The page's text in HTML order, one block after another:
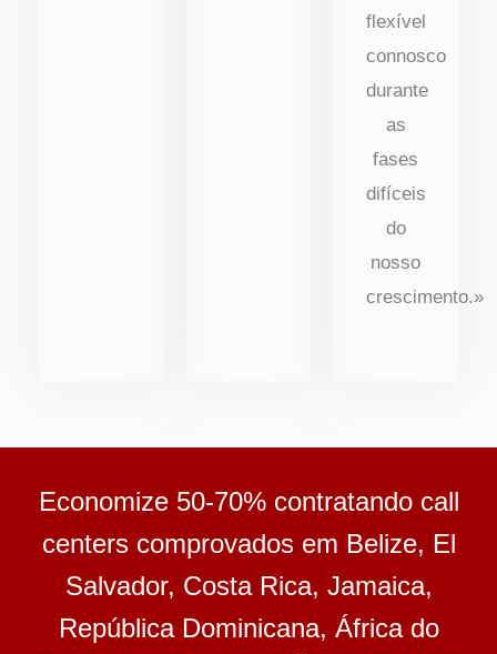
flexível
connosco
durante
as
fases
difíceis
do
nosso
crescimento.»
Economize 50-70% contratando call
centers comprovados em Belize, El
Salvador, Costa Rica, Jamaica,
República Dominicana, África do